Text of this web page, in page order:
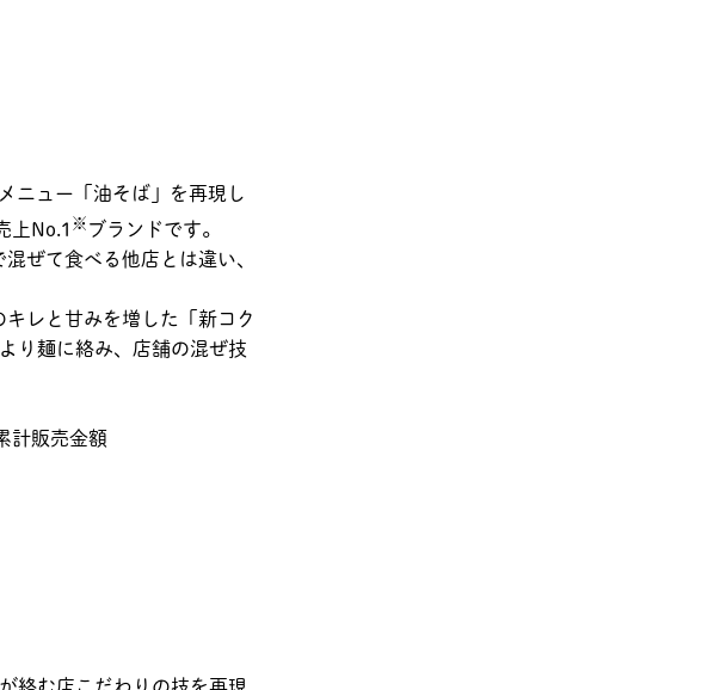
ニュー「油そば」を再現し
上No.1 ※ ブランドです。
ぜて食べる他店とは違い、
レと甘みを増した「新コク
り麺に絡み、店舗の混ぜ技
計販売金額